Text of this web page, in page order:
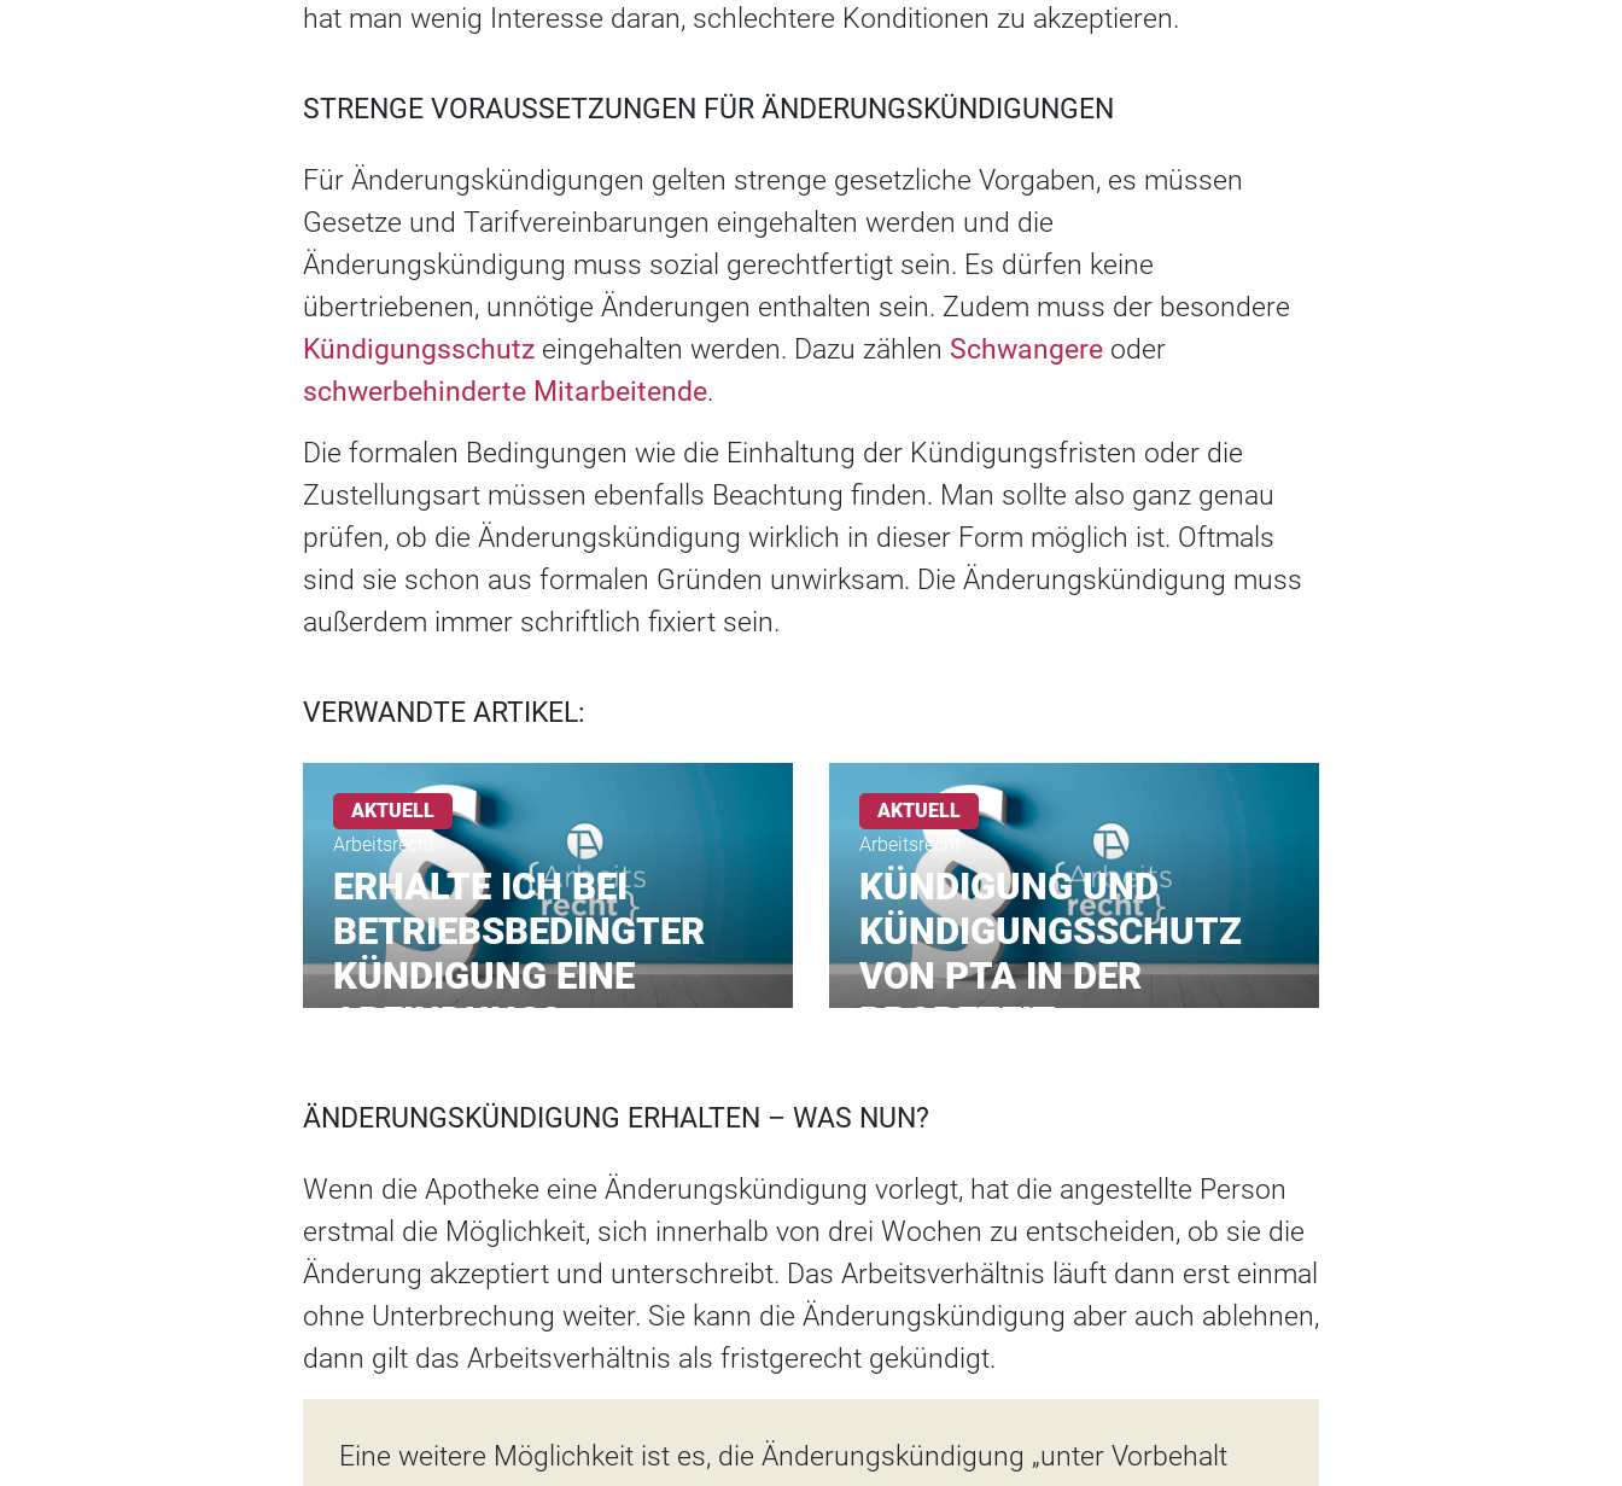
hat man wenig Interesse daran, schlechtere Konditionen zu akzeptieren.
STRENGE VORAUSSETZUNGEN FÜR ÄNDERUNGSKÜNDIGUNGEN
Für Änderungskündigungen gelten strenge gesetzliche Vorgaben, es müssen
Gesetze und Tarifvereinbarungen eingehalten werden und die
Änderungskündigung muss sozial gerechtfertigt sein. Es dürfen keine
übertriebenen, unnötige Änderungen enthalten sein. Zudem muss der besondere
Kündigungsschutz eingehalten werden. Dazu zählen Schwangere oder
schwerbehinderte Mitarbeitende.
Die formalen Bedingungen wie die Einhaltung der Kündigungsfristen oder die
Zustellungsart müssen ebenfalls Beachtung finden. Man sollte also ganz genau
prüfen, ob die Änderungskündigung wirklich in dieser Form möglich ist. Oftmals
sind sie schon aus formalen Gründen unwirksam. Die Änderungskündigung muss
außerdem immer schriftlich fixiert sein.
VERWANDTE ARTIKEL:
AKTUELL
Arbeitsrecht
ERHALTE ICH BEI
BETRIEBSBEDINGTER
KÜNDIGUNG EINE
ABFINDUNG?
AKTUELL
Arbeitsrecht
KÜNDIGUNG UND
KÜNDIGUNGSSCHUTZ
VON PTA IN DER
PROBEZEIT
ÄNDERUNGSKÜNDIGUNG ERHALTEN – WAS NUN?
Wenn die Apotheke eine Änderungskündigung vorlegt, hat die angestellte Person
erstmal die Möglichkeit, sich innerhalb von drei Wochen zu entscheiden, ob sie die
Änderung akzeptiert und unterschreibt. Das Arbeitsverhältnis läuft dann erst einmal
ohne Unterbrechung weiter. Sie kann die Änderungskündigung aber auch ablehnen,
dann gilt das Arbeitsverhältnis als fristgerecht gekündigt.
Eine weitere Möglichkeit ist es, die Änderungskündigung „unter Vorbehalt